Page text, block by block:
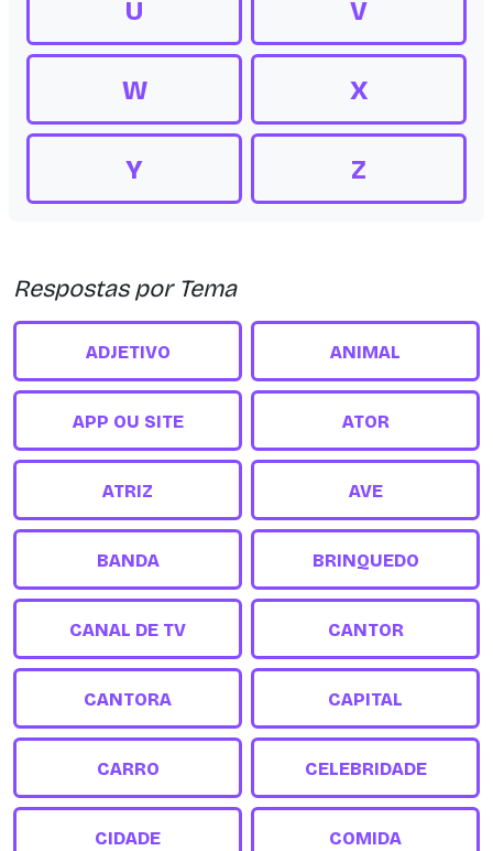
U V
W X
Y Z
Respostas por Tema
ADJETIVO ANIMAL
APP OU SITE ATOR
ATRIZ AVE
BANDA BRINQUEDO
CANAL DE TV CANTOR
CANTORA CAPITAL
CARRO CELEBRIDADE
CIDADE COMIDA